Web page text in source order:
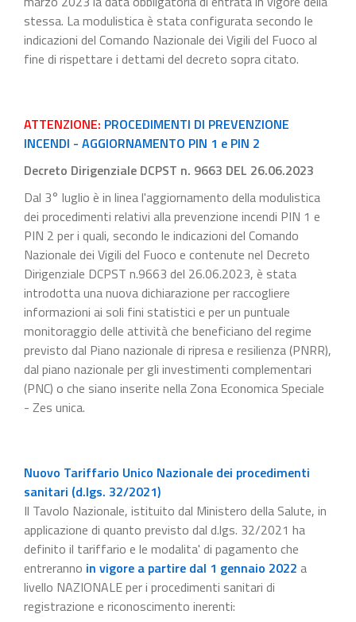
stessa. La modulistica è stata configurata secondo le
indicazioni del Comando Nazionale dei Vigili del Fuoco al
fine di rispettare i dettami del decreto sopra citato.
ATTENZIONE: PROCEDIMENTI DI PREVENZIONE
INCENDI - AGGIORNAMENTO PIN 1 e PIN 2
Decreto Dirigenziale DCPST n. 9663 DEL 26.06.2023
Dal 3° luglio è in linea l'aggiornamento della modulistica
dei procedimenti relativi alla prevenzione incendi PIN 1 e
PIN 2 per i quali, secondo le indicazioni del Comando
Nazionale dei Vigili del Fuoco e contenute nel Decreto
Dirigenziale DCPST n.9663 del 26.06.2023, è stata
introdotta una nuova dichiarazione per raccogliere
informazioni ai soli fini statistici e per un puntuale
monitoraggio delle attività che beneficiano del regime
previsto dal Piano nazionale di ripresa e resilienza (PNRR),
dal piano nazionale per gli investimenti complementari
(PNC) o che siano inserite nella Zona Economica Speciale
- Zes unica.
Nuovo Tariffario Unico Nazionale dei procedimenti
sanitari (d.lgs. 32/2021)
Il Tavolo Nazionale, istituito dal Ministero della Salute, in
applicazione di quanto previsto dal d.lgs. 32/2021 ha
definito il tariffario e le modalita' di pagamento che
entreranno in vigore a partire dal 1 gennaio 2022 a
livello NAZIONALE per i procedimenti sanitari di
registrazione e riconoscimento inerenti: